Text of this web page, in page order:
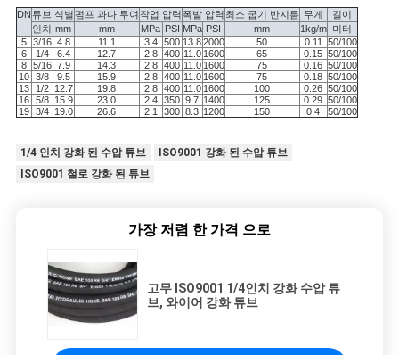
DN 튜브 식별 펌프 과다 투여 작업 압력 폭발 압력 최소 굽기 반지름 무게
길이
인치
mm mm MPa PSI MPa PSI mm 1kg/m 미터
5 3/16 4.8 11.1 3.4 500 13.82000 50 0.11 50/100
6
1/4 6.4 12.7 2.8 400 11.01600 65 0.15 50/100
8 5/16 7.9 14.3 2.8 400 11.01600 75 0.16 50/100
10 3/8 9.5 15.9 2.8 400 11.01600 75 0.18 50/100
13 1/2 12.7 19.8 2.8 400 11.01600 100 0.26 50/100
16 5/8 15.9 23.0 2.4 350 9.7 1400 125 0.29 50/100
19 3/4 19.0 26.6 2.1 300 8.3 1200 150 0.4 50/100
1/4 인치 강화 된 수압 튜브
ISO9001 강화 된 수압 튜브
ISO9001 철로 강화 된 튜브
가장 저렴 한 가격 으로
고무 ISO9001 1/4인치 강화 수압 튜
브, 와이어 강화 튜브